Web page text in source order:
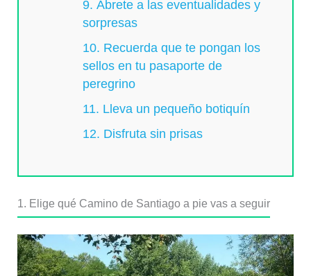
9. Ábrete a las eventualidades y
sorpresas
10. Recuerda que te pongan los
sellos en tu pasaporte de
peregrino
11. Lleva un pequeño botiquín
12. Disfruta sin prisas
1. Elige qué Camino de Santiago a pie vas a seguir